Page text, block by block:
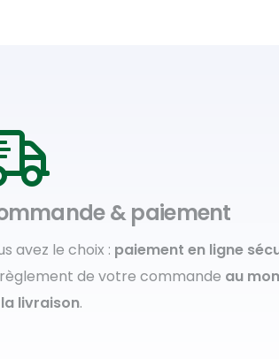
& paiement
avez le choix : paiement en ligne
de votre commande au
livraison.